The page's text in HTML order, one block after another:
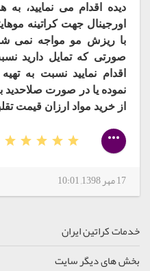
دیده اقدام می نمایید،
اورجینال جهت کراتینه
با ریزش مو مواجه نمی
صورتی که تمایل دارید
اقدام نمایید نسبت به
نموده یا در صورت صلاحدید
از خرید مواد ارزان قیمت
17 مهر 1398, 10:01
خدمات کراتین ایران
بخش های دیگر سایت